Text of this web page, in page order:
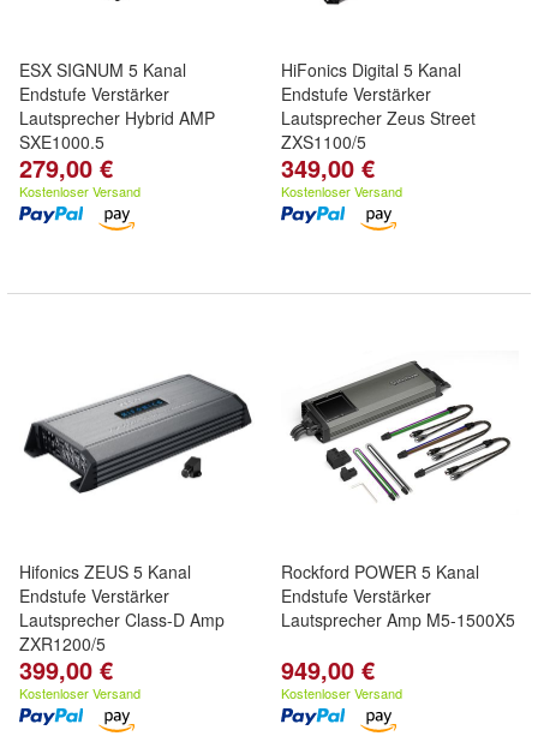
ESX SIGNUM 5 Kanal
Endstufe Verstärker
Lautsprecher Hybrid AMP
SXE1000.5
279,00 €
Kostenloser Versand
HiFonics Digital 5 Kanal
Endstufe Verstärker
Lautsprecher Zeus Street
ZXS1100/5
349,00 €
Kostenloser Versand
Hifonics ZEUS 5 Kanal
Endstufe Verstärker
Lautsprecher Class-D Amp
ZXR1200/5
399,00 €
Kostenloser Versand
Rockford POWER 5 Kanal
Endstufe Verstärker
Lautsprecher Amp M5-1500X5
949,00 €
Kostenloser Versand